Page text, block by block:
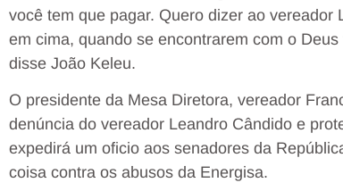
você tem que pagar. Quero dizer ao
em cima, quando se encontrarem com o
disse João Keleu.
O presidente da Mesa Diretora, vereador
denúncia do vereador Leandro Cândido e
expedirá um oficio aos senadores da
coisa contra os abusos da Energisa.